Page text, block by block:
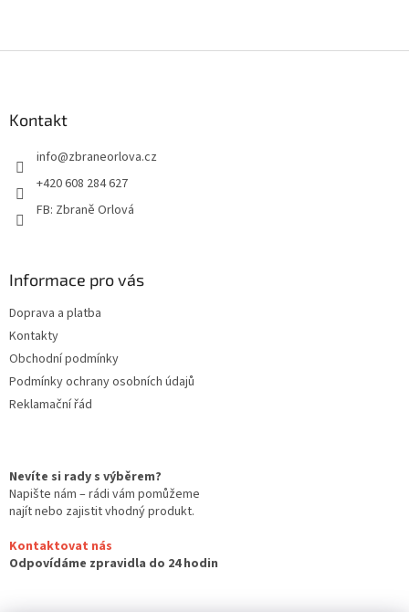
Kontakt
info@zbraneorlova.cz
+420 608 284 627
FB: Zbraně Orlová
Informace pro vás
Doprava a platba
Kontakty
Obchodní podmínky
Podmínky ochrany osobních údajů
Reklamační řád
Nevíte si rady s výběrem?
Napište nám – rádi vám pomůžeme
najít nebo zajistit vhodný produkt.
Kontaktovat nás
Odpovídáme zpravidla do 24 hodin